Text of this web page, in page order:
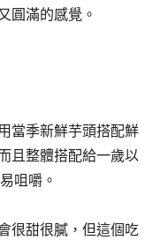
圓滿的感覺。
當季新鮮芋頭搭配鮮
且整體搭配給一歲以
咀嚼。
很甜很膩，但這個吃